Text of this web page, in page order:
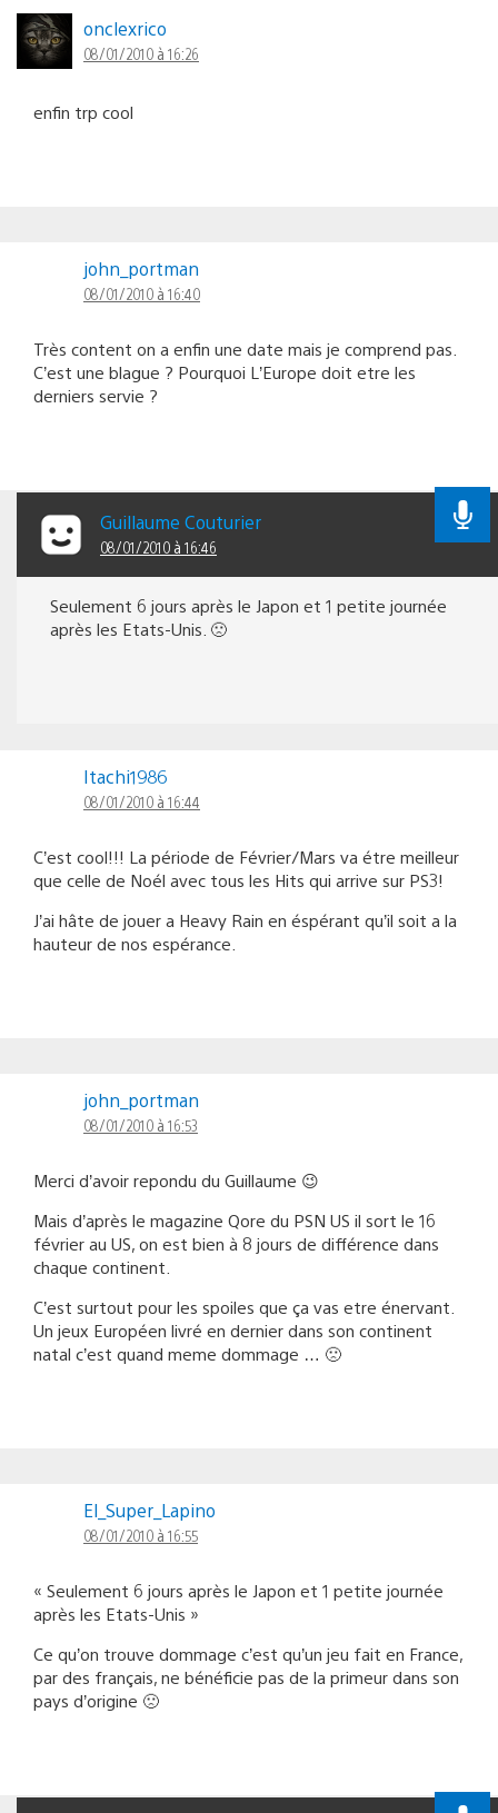
onclexrico
08/01/2010 à 16:26
enfin trp cool
john_portman
08/01/2010 à 16:40
Très content on a enfin une date mais je comprend pas.
C’est une blague ? Pourquoi L’Europe doit etre les
derniers servie ?
Guillaume Couturier
08/01/2010 à 16:46
Seulement 6 jours après le Japon et 1 petite journée
après les Etats-Unis. 🙁
Itachi1986
08/01/2010 à 16:44
C’est cool!!! La période de Février/Mars va étre meilleur
que celle de Noél avec tous les Hits qui arrive sur PS3!
J’ai hâte de jouer a Heavy Rain en éspérant qu’il soit a la
hauteur de nos espérance.
john_portman
08/01/2010 à 16:53
Merci d’avoir repondu du Guillaume 😉
Mais d’après le magazine Qore du PSN US il sort le 16
février au US, on est bien à 8 jours de différence dans
chaque continent.
C’est surtout pour les spoiles que ça vas etre énervant.
Un jeux Européen livré en dernier dans son continent
natal c’est quand meme dommage … 🙁
El_Super_Lapino
08/01/2010 à 16:55
« Seulement 6 jours après le Japon et 1 petite journée
après les Etats-Unis »
Ce qu’on trouve dommage c’est qu’un jeu fait en France,
par des français, ne bénéficie pas de la primeur dans son
pays d’origine 🙁